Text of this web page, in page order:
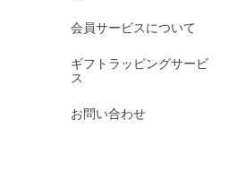
会員サービスについて
ギフトラッピングサービ
ス
お問い合わせ